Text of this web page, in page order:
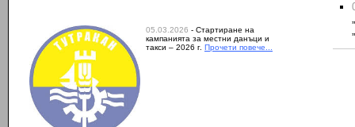
05.03.2026 - Стартиране на
кампанията за местни данъци и
такси – 2026 г. Прочети повече...